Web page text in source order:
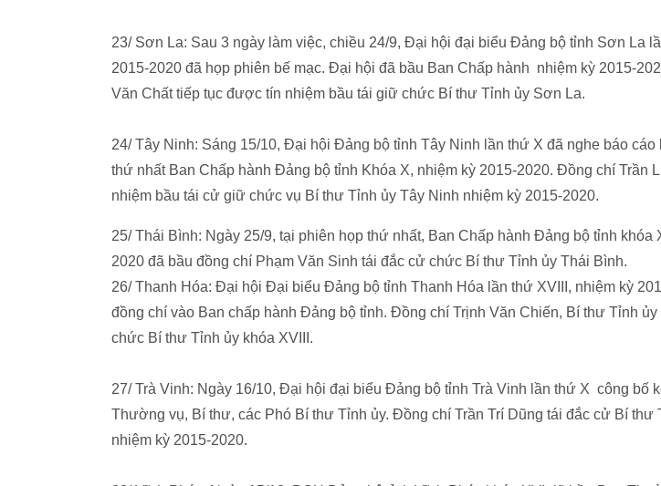
23/ Sơn La: Sau 3 ngày làm việc, chiều 24/9, Đại hội đại biểu Đảng bộ tỉnh Sơn La
2015-2020 đã họp phiên bế mạc. Đại hội đã bầu Ban Chấp hành nhiệm kỳ 2015-
Văn Chất tiếp tục được tín nhiệm bầu tái giữ chức Bí thư Tỉnh ủy Sơn La.
24/ Tây Ninh: Sáng 15/10, Đại hội Đảng bộ tỉnh Tây Ninh lần thứ X đã nghe báo cáo
thứ nhất Ban Chấp hành Đảng bộ tỉnh Khóa X, nhiệm kỳ 2015-2020. Đồng chí Trần
nhiệm bầu tái cử giữ chức vụ Bí thư Tỉnh ủy Tây Ninh nhiệm kỳ 2015-2020.
25/ Thái Bình: Ngày 25/9, tại phiên họp thứ nhất, Ban Chấp hành Đảng bộ tỉnh khóa
2020 đã bầu đồng chí Phạm Văn Sinh tái đắc cử chức Bí thư Tỉnh ủy Thái Bình.
26/ Thanh Hóa: Đại hội Đại biểu Đảng bộ tỉnh Thanh Hóa lần thứ XVIII, nhiệm kỳ
đồng chí vào Ban chấp hành Đảng bộ tỉnh. Đồng chí Trịnh Văn Chiến, Bí thư Tỉnh
chức Bí thư Tỉnh ủy khóa XVIII.
27/ Trà Vinh: Ngày 16/10, Đại hội đại biểu Đảng bộ tỉnh Trà Vinh lần thứ X công bố
Thường vụ, Bí thư, các Phó Bí thư Tỉnh ủy. Đồng chí Trần Trí Dũng tái đắc cử Bí thư
nhiệm kỳ 2015-2020.